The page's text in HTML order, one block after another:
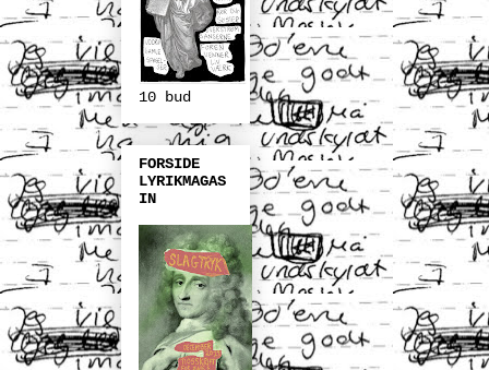
10 bud
FORSIDE
LYRIKMAGAS
IN